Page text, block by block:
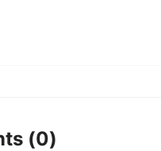
(0)